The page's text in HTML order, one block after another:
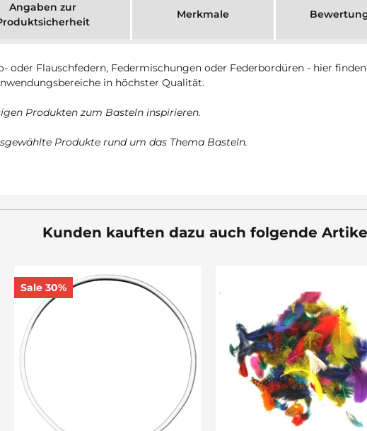
Angaben zur
Merkmale
oder Flauschfedern, Federmischungen oder Federbordüren - hier
in höchster Qualität.
Produkten zum Basteln inspirieren.
Produkte rund um das Thema Basteln.
Kunden kauften dazu auch folgende